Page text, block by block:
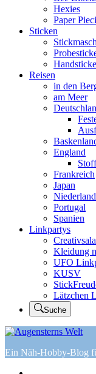
Hexies
Paper
Sticken
Reisen
in den
am Meer
England
Frankreich
Japan
Portugal
Spanien
Linkpartys
Kleidung
UFO
KUSV
Lätzchen
Suche
Ein Näh-Hobby-Blog